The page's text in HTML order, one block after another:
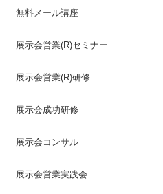
無料メール講座
展示会営業(R)セミナー
展示会営業(R)研修
展示会成功研修
展示会コンサル
展示会営業実践会